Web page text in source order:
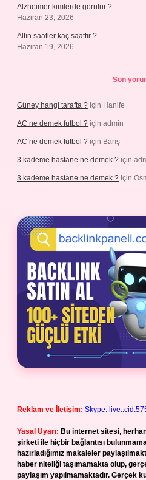
Alzheimer kimlerde görülür ?
Haziran 23, 2026
Altın saatler kaç saattir ?
Haziran 19, 2026
Son
Güney hangi tarafta ? için Hanife
AC ne demek futbol ? için admin
AC ne demek futbol ? için Barış
3 kademe hastane ne demek ? için
3 kademe hastane ne demek ? için
Reklam ve İletişim: Skype:
Yasal Uyarı: Bu internet sitesi,
şirketi ile hiçbir bağlantısı
hazırladığımız makaleler
haber niteliği taşımamakta olup,
paylaşım yapılmamaktadır. Gerçek